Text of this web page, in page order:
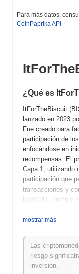
Para más datos,
CoinPaprika API
¿Qué es
ItForTheBiscuit
lanzado en 2023
Fue creado para
participación de
enfocándose en
recompensas. El
Capa 1, utilizando
participación que
transacciones y
BISCUIT, cumple
gobernanza,
enfoque único
de gamificación
fomentar un
participación y
mostrar más
Las
riesgo
inversión.